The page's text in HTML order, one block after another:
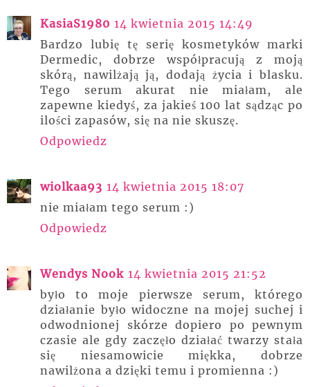
KasiaS1980 14 kwietnia 2015 14:49
Bardzo lubię tę serię kosmetyków marki
Dermedic, dobrze współpracują z moją
skórą, nawilżają ją, dodają życia i blasku.
Tego serum akurat nie miałam, ale
zapewne kiedyś, za jakieś 100 lat sądząc po
ilości zapasów, się na nie skuszę.
Odpowiedz
wiolkaa93 14 kwietnia 2015 18:07
nie miałam tego serum :)
Odpowiedz
Wendys Nook 14 kwietnia 2015 21:52
było to moje pierwsze serum, którego
działanie było widoczne na mojej suchej i
odwodnionej skórze dopiero po pewnym
czasie ale gdy zaczęło działać twarzy stała
się niesamowicie miękka, dobrze
nawilżona a dzięki temu i promienna :)